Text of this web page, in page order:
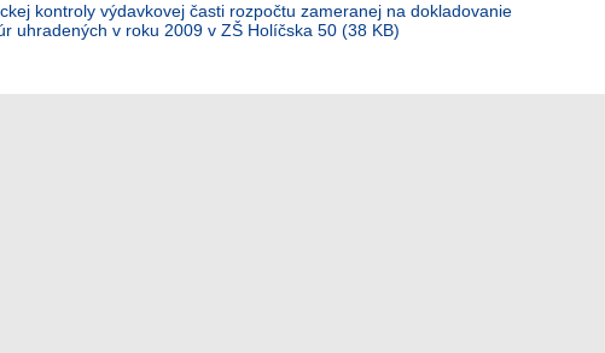
kontroly výdavkovej časti rozpočtu zameranej na dokladovanie
uhradených v roku 2009 v ZŠ Holíčska 50 (38 KB)